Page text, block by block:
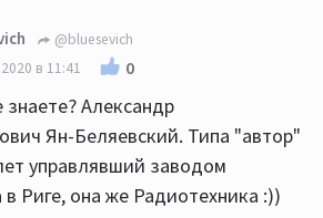
@bluesevich
в 11:41
0
знаете? Александр
Ян-Беляевский. Типа "автор"
управлявший заводом
Риге, она же Радиотехника :))